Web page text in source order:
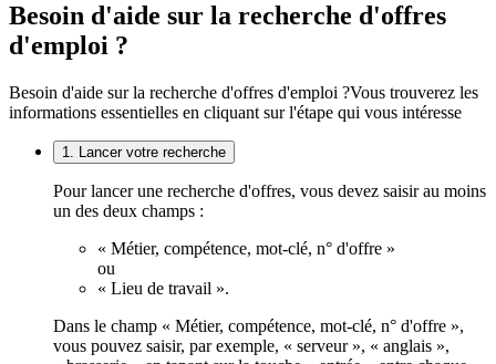
Besoin d'aide sur la recherche d'offres
d'emploi ?
Besoin d'aide sur la recherche d'offres d'emploi ?Vous trouverez les
informations essentielles en cliquant sur l'étape qui vous intéresse
1. Lancer votre recherche
Pour lancer une recherche d'offres, vous devez saisir au moins
un des deux champs :
« Métier, compétence, mot-clé, n° d'offre »
ou
« Lieu de travail ».
Dans le champ « Métier, compétence, mot-clé, n° d'offre »,
vous pouvez saisir, par exemple, « serveur », « anglais »,